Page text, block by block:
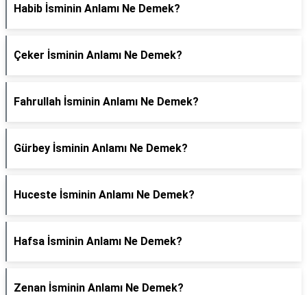
Habib İsminin Anlamı Ne Demek?
Çeker İsminin Anlamı Ne Demek?
Fahrullah İsminin Anlamı Ne Demek?
Gürbey İsminin Anlamı Ne Demek?
Huceste İsminin Anlamı Ne Demek?
Hafsa İsminin Anlamı Ne Demek?
Zenan İsminin Anlamı Ne Demek?